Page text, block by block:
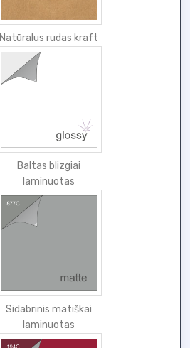
Natūralus rudas kraft
Baltas blizgiai
laminuotas
Sidabrinis matiškai
laminuotas